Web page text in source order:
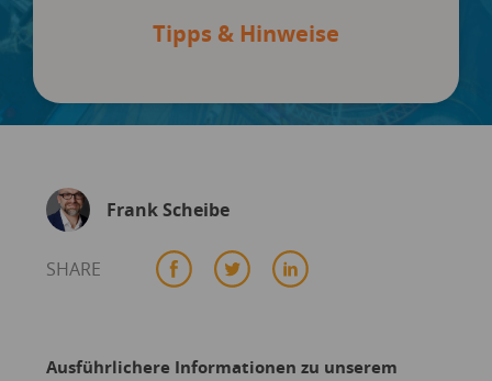
Tipps & Hinweise
Frank Scheibe
SHARE
Ausführlichere Informationen zu unserem